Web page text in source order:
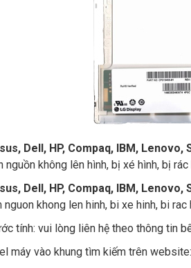
Dell, HP, Compaq, IBM,
không lên hình, bị xé hình, bị rác
Dell, HP, Compaq, IBM,
khong len hinh, bi xe hinh, bi rac
tính: vui lòng liên hệ theo thông tin
máy vào khung tìm kiếm trên website: